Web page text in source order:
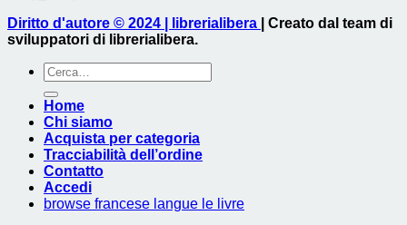
Diritto d'autore © 2024 | librerialibera
| Creato dal team di
sviluppatori di librerialibera.
Cerca:
Home
Chi siamo
Acquista per categoria
Tracciabilità dell’ordine
Contatto
Accedi
browse francese langue le livre